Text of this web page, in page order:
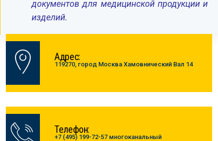
документов для медицинской продукции и
изделий.
Адрес:
119270, город Москва Хамовнический Вал 14
Телефон:
+7 (495) 199-72-57 многоканальный